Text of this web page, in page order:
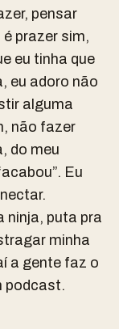
pensar
prazer sim,
eu tinha que
eu adoro não
alguma
não fazer
do meu
Eu
ninja, puta pra
minha
a gente faz o
podcast.